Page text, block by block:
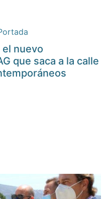
el nuevo
que saca a la calle